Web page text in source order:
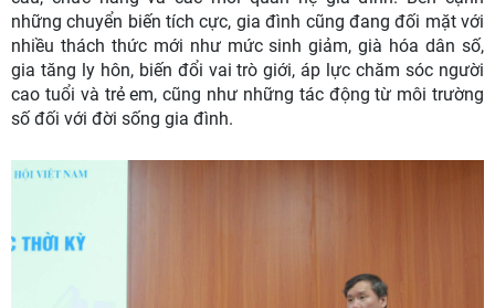
những chuyển biến tích cực, gia đình cũng đang đối mặt với
nhiều thách thức mới như mức sinh giảm, già hóa dân số,
gia tăng ly hôn, biến đổi vai trò giới, áp lực chăm sóc người
cao tuổi và trẻ em, cũng như những tác động từ môi trường
số đối với đời sống gia đình.